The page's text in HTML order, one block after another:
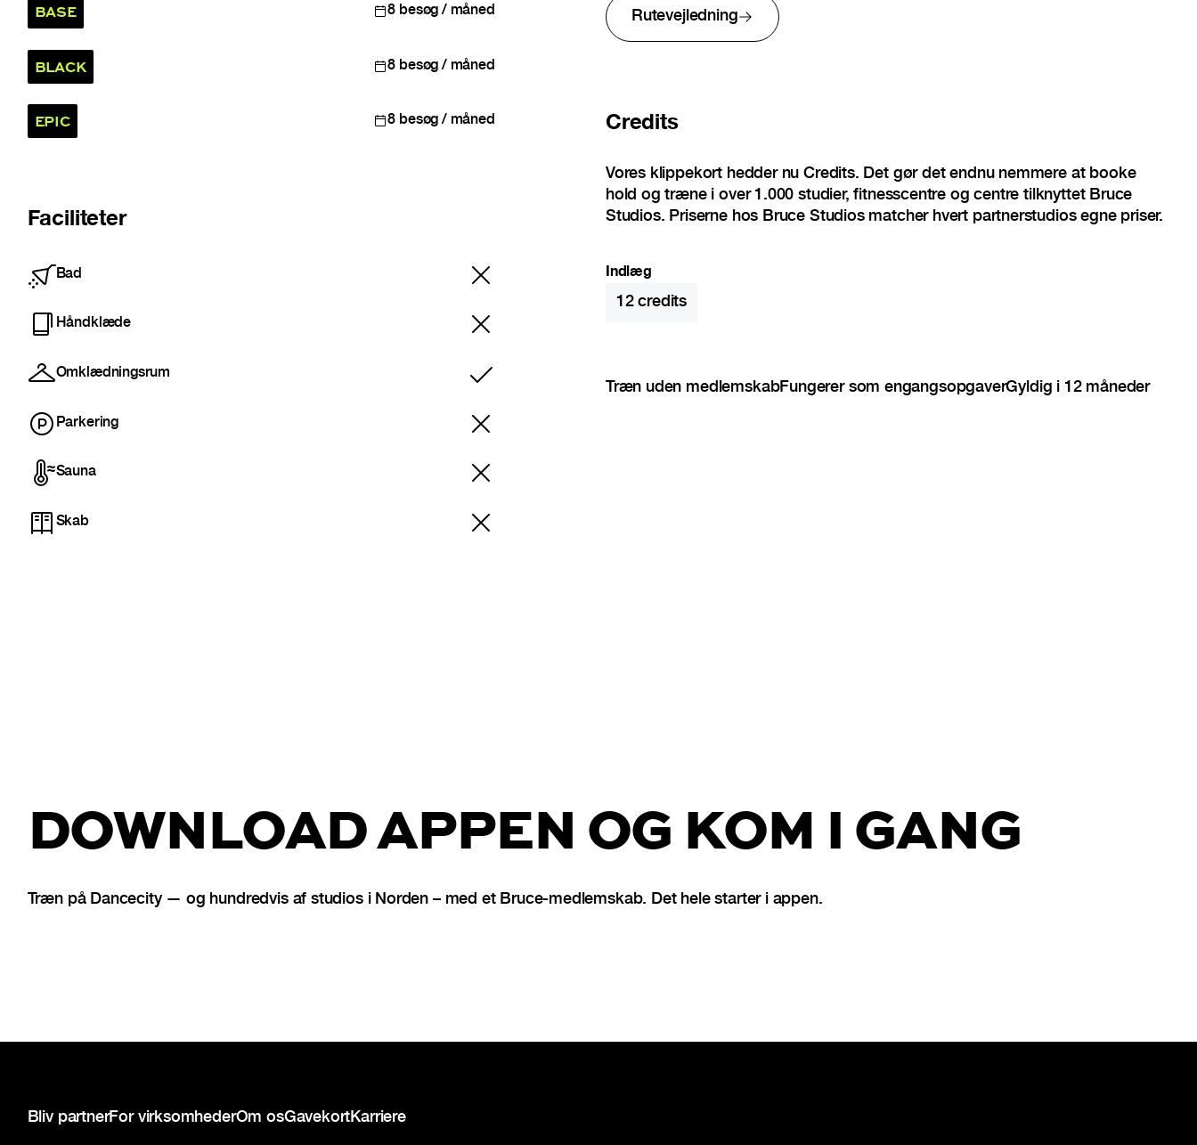
BASE 8 besøg / måned
BLACK 8 besøg / måned
EPIC 8 besøg / måned
Faciliteter
Bad
Håndklæde
Omklædningsrum
Inkluderet
Parkering
Sauna
Skab
Rutevejledning
Credits
Vores klippekort hedder nu Credits. Det gør det endnu nemmere at booke
hold og træne i over 1.000 studier, fitnesscentre og centre tilknyttet Bruce
Studios. Priserne hos Bruce Studios matcher hvert partnerstudios egne priser.
Indlæg
12credits
Træn uden medlemskabFungerer som engangsopgaverGyldig i 12 måneder
DOWNLOAD APPEN OG KOM I GANG
Træn på Dancecity — og hundredvis af studios i Norden – med et Bruce-medlemskab. Det hele starter i appen.
Bliv partnerFor virksomhederOm osGavekortKarriere